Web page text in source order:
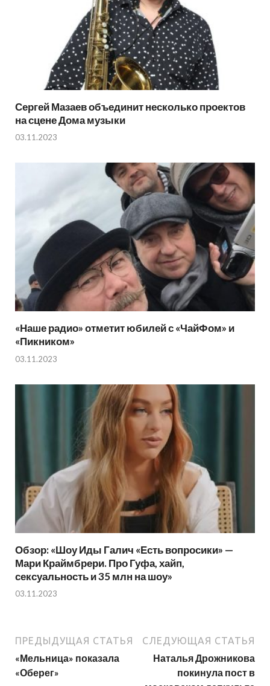
Сергей Мазаев объединит несколько проектов
на сцене Дома музыки
03.11.2023
«Наше радио» отметит юбилей с «ЧайФом» и
«Пикником»
03.11.2023
Обзор: «Шоу Иды Галич «Есть вопросики» —
Мари Краймбрери. Про Гуфа, хайп,
сексуальность и 35 млн на шоу»
03.11.2023
ПРЕДЫДУЩАЯ СТАТЬЯ
«Мельница» показала
«Оберег»
СЛЕДУЮЩАЯ СТАТЬЯ
Наталья Дрожникова
покинула пост в